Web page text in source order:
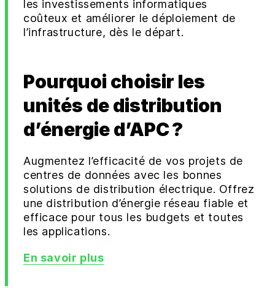
les investissements informatiques
coûteux et améliorer le déploiement de
l’infrastructure, dès le départ.
Pourquoi choisir les
unités de distribution
d’énergie d’APC ?
Augmentez l’efficacité de vos projets de
centres de données avec les bonnes
solutions de distribution électrique. Offrez
une distribution d’énergie réseau fiable et
efficace pour tous les budgets et toutes
les applications.
En savoir plus